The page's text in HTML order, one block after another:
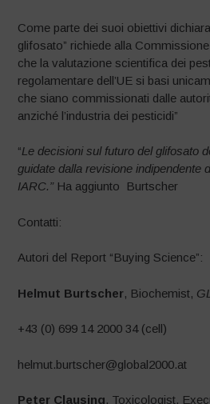
Come parte dei suoi obiettivi
glifosato” richiede alla
che la valutazione scientifica dei
regolamentare dell’UE si basi
che siano commissionati dalle
anziché l’industria dei pesticidi”
“Le decisioni sul futuro del glifosato
guidate dalla revisione indipendente
IARC.” Ha aggiunto Burtscher
Contatti:
Autori del Report “Buying Science”:
Helmut Burtscher, Biochemist,
+43 (0) 699 14 2000 34 (cell)
helmut.burtscher@global2000.at
Peter Clausing, Toxicologist,